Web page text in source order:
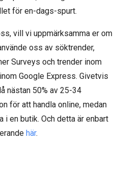
för en-dags-spurt.
vill vi uppmärksamma er om
oss av söktrender,
Surveys och trender inom
Google Express. Givetvis
nästan 50% av 25-34
för att handla online, medan
en butik. Och detta är enbart
här.